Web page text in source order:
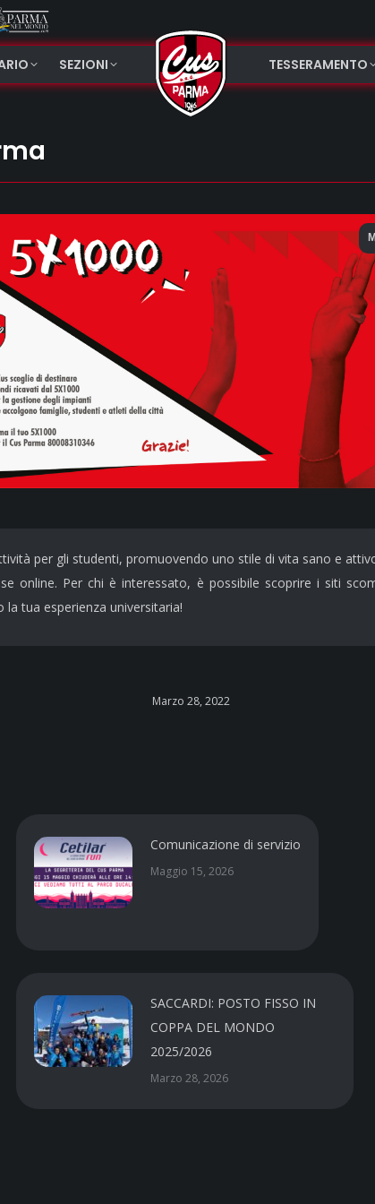
SEZIONI TESSERAMENTO
per gli studenti, promuovendo uno stile di vita sano e
online. Per chi è interessato, è possibile scoprire i siti
tua esperienza universitaria!
Marzo 28, 2022
Comunicazione di servizio
Maggio 15, 2026
SACCARDI: POSTO FISSO IN
COPPA DEL MONDO
2025/2026
Marzo 28, 2026